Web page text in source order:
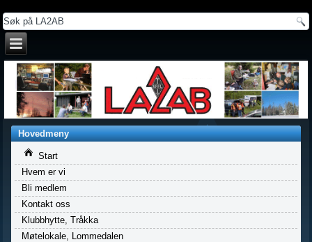
Hovedmeny
Start
Hvem er vi
Bli medlem
Kontakt oss
Klubbhytte, Tråkka
Møtelokale, Lommedalen